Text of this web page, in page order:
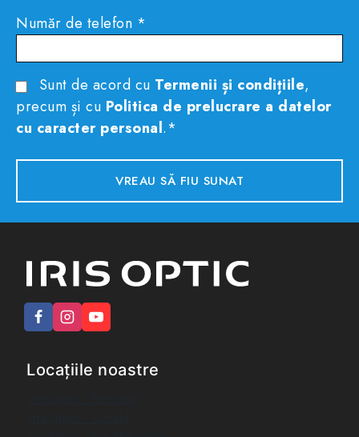
Număr de telefon *
Sunt de acord cu Termenii și condițiile,
precum și cu Politica de prelucrare a datelor
cu caracter personal.*
Locațiile noastre